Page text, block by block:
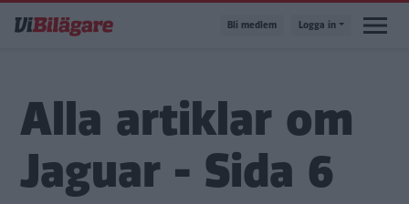
till
Bli medlem Logga in
Alla artiklar om
Jaguar - Sida 6